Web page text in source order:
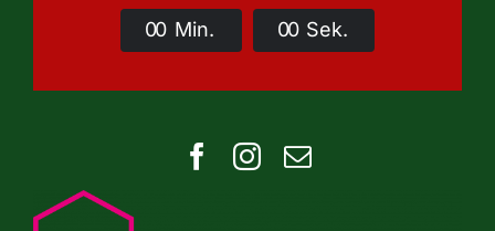
00 Min. 00 Sek.